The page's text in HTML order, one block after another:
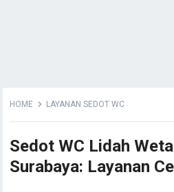
HOME LAYANAN SEDOT WC
Sedot WC Lidah
Surabaya: Layanan